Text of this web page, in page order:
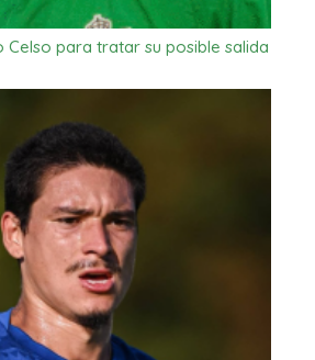
Celso para tratar su posible salida